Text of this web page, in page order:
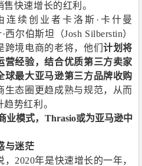
快速增长的红利。
连续创业者卡洛斯·卡什曼
西尔伯斯坦（Josh Silberstin）
跨境电商的老将，他们计划将
营经验，结合优质第三方卖家
球最大亚马逊第三方品牌收购
生态圈更趋成熟与规范，从而
势红利。
业模式， Thrasio或为亚马逊中
与迷茫
2020年是快速增长的一年，